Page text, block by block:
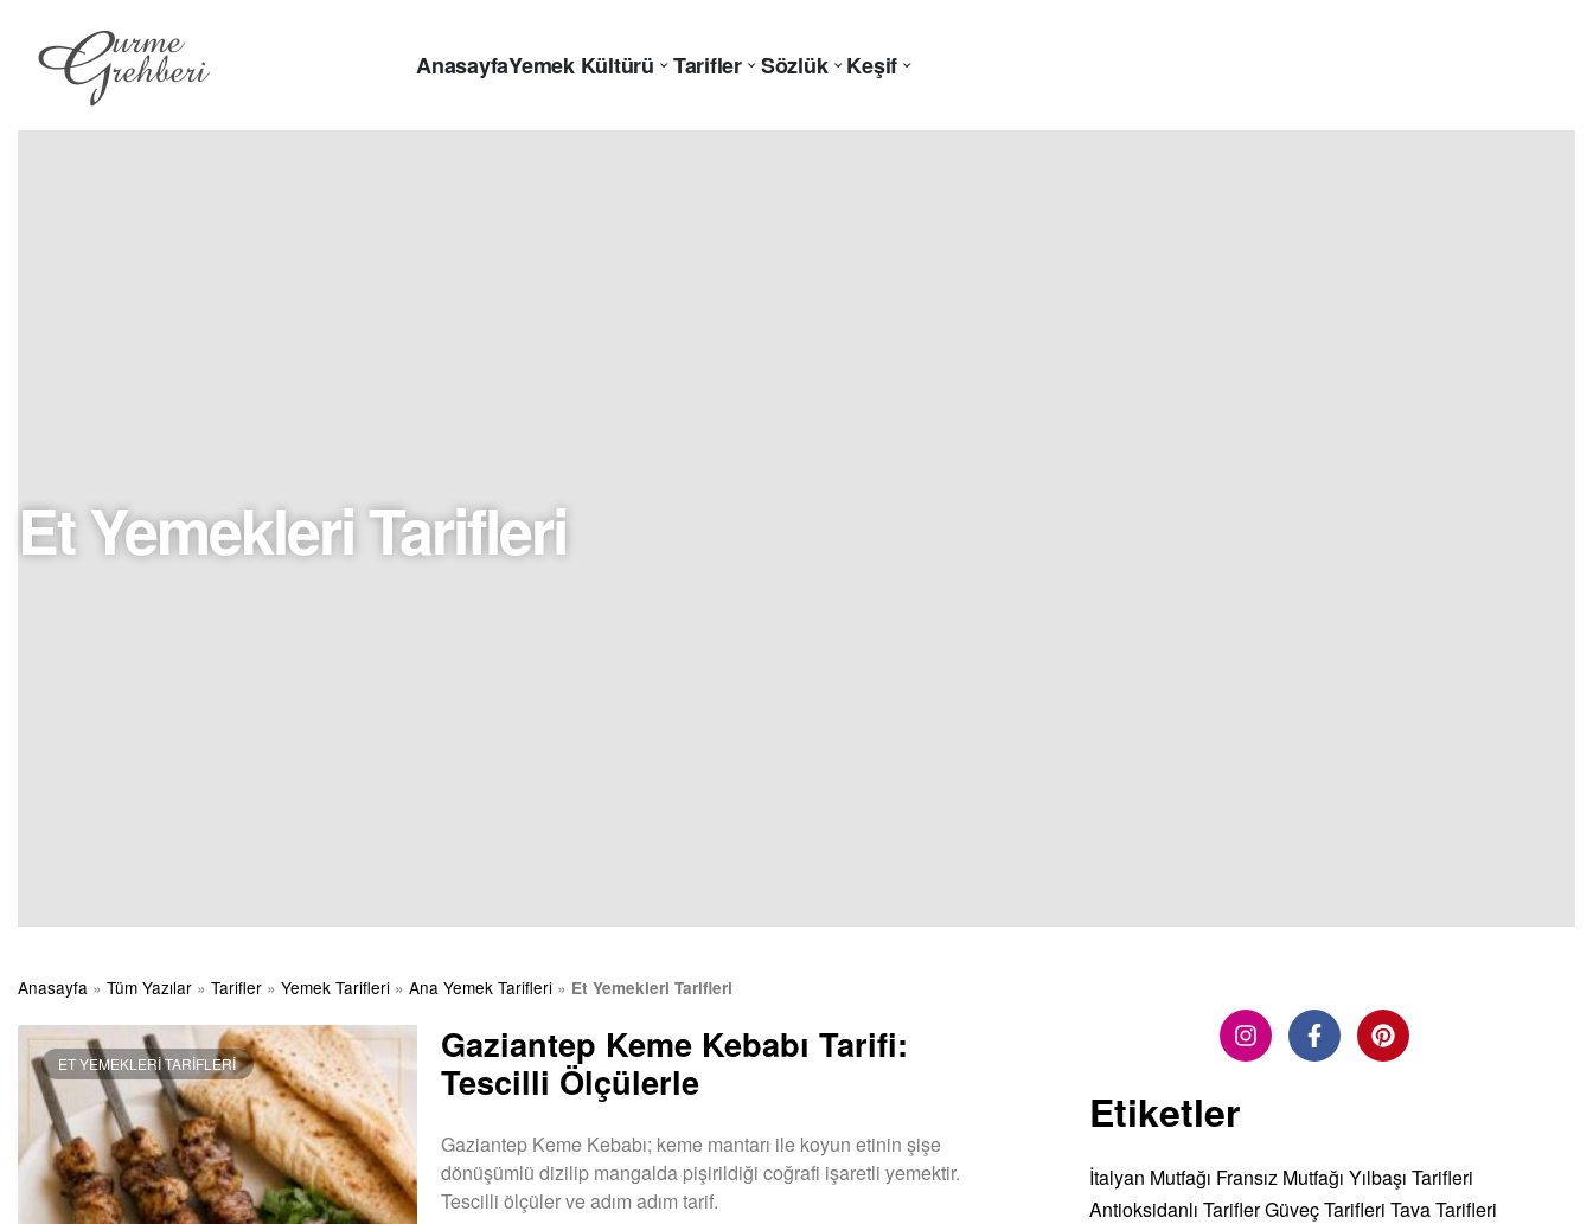
AnasayfaYemek Kültürü Tarifler Sözlük Keşif
Et Yemekleri Tarifleri
Anasayfa » Tüm Yazılar » Tarifler » Yemek Tarifleri » Ana Yemek Tarifleri » Et Yemekleri Tarifleri
ET YEMEKLERI TARIFLERI
Gaziantep Keme Kebabı Tarifi:
Tescilli Ölçülerle
Gaziantep Keme Kebabı; keme mantarı ile koyun etinin şişe
dönüşümlü dizilip mangalda pişirildiği coğrafi işaretli yemektir.
Tescilli ölçüler ve adım adım tarif.
Etiketler
İtalyan Mutfağı Fransız Mutfağı Yılbaşı Tarifleri
Antioksidanlı TariflerGüveç Tarifleri Tava Tarifleri